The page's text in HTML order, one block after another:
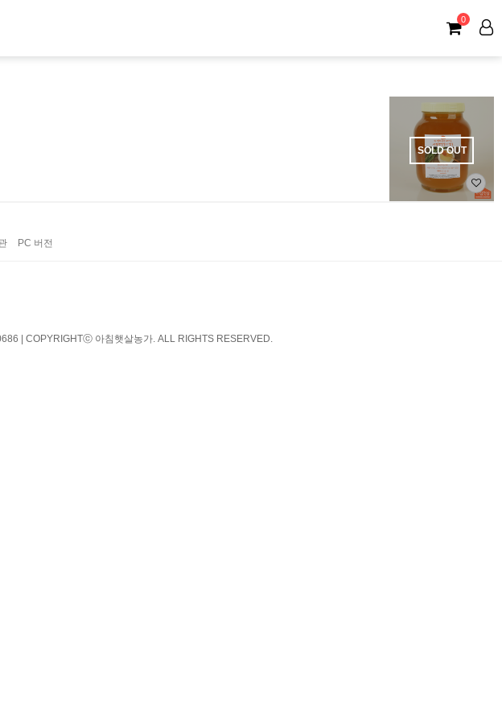
0
SOLD OUT
PC 버전
| COPYRIGHTⓒ 아침햇살농가. ALL RIGHTS RESERVED.